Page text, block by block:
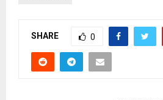
SHARE 0